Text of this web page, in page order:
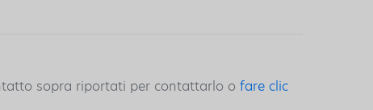
sopra riportati per contattarlo o fare clic